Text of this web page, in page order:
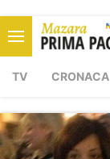
TV CRONACA